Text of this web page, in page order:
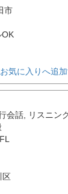
市
OK
お気に入りへ追
会話, リスニン
区